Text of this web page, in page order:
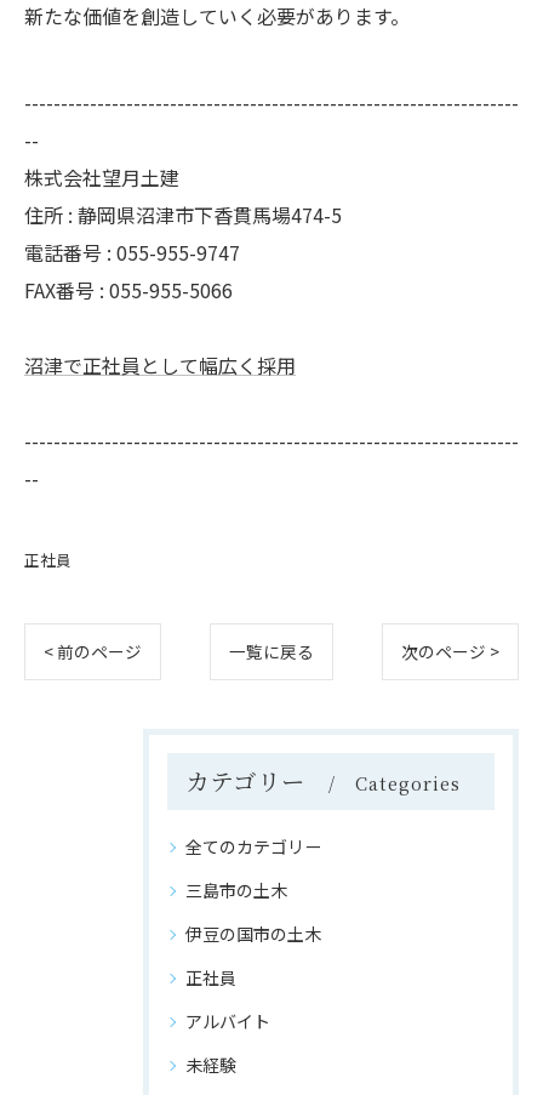
新たな価値を創造していく必要があります。
--------------------------------------------------------------------
--
株式会社望月土建
住所 : 静岡県沼津市下香貫馬場474-5
電話番号 : 055-955-9747
FAX番号 : 055-955-5066
沼津で正社員として幅広く採用
--------------------------------------------------------------------
--
正社員
< 前のページ 一覧に戻る 次のページ >
カテゴリー Categories
全てのカテゴリー
三島市の土木
伊豆の国市の土木
正社員
アルバイト
未経験